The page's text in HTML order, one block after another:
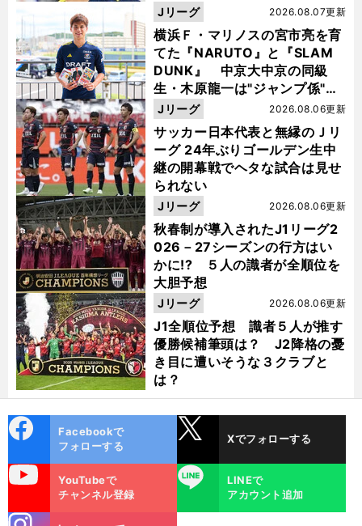
横浜Ｆ・マリノスの宮市亮を育
てた『NARUTO』と『SLAM
DUNK』 中京大中京の同級
生・木原龍一は"ジャンプ係"だ
った
2026.08.07更新
Jリーグ
サッカー日本代表と無縁のＪリ
ーグ 24年ぶりゴールデン生中
継の開幕戦でヘタな試合は見せ
られない
2026.08.06更新
Jリーグ
秋春制が導入されたJ1リーグ2
026－27シーズンの行方はい
かに!? ５人の識者が全順位を
大胆予想
2026.08.06更新
Jリーグ
J1全順位予想 識者５人が推す
優勝候補筆頭は？ J2降格の憂
き目に遭いそうな３クラブと
は？
2026.08.06更新
Jリーグ
ok
Facebookで
フォローする
Xでフォローする
YouTubeで
チャンネル登録
LINE
LINEで
アカウント追加